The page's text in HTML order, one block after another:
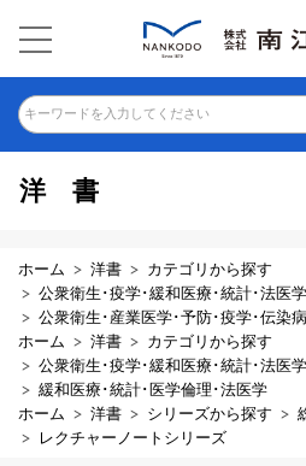
キーワードを入力してください
洋書
ホーム 洋書
カテゴリから探す
公衆衛生･疫学･緩和医療･統計･法医学
公衆衛生･産業医学･予防･疫学･伝染
ホーム
洋書
カテゴリから探す
公衆衛生･疫学･緩和医療･統計･法医学
緩和医療･統計･医学倫理･法医学
ホーム
洋書 シリーズから探す
レクチャーノートシリーズ